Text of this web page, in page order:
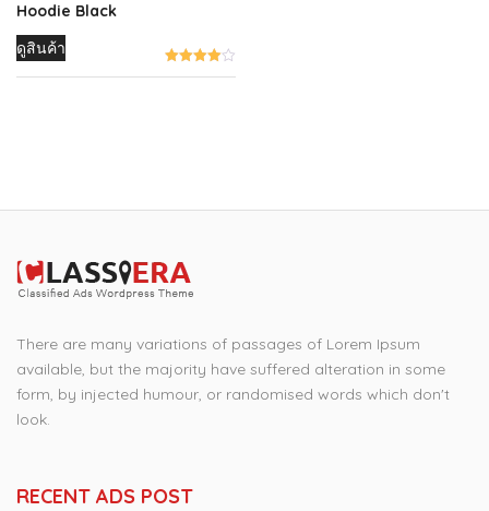
Hoodie Black
ดูสินค้า
There are many variations of passages of Lorem Ipsum
available, but the majority have suffered alteration in some
form, by injected humour, or randomised words which don't
look.
RECENT ADS POST